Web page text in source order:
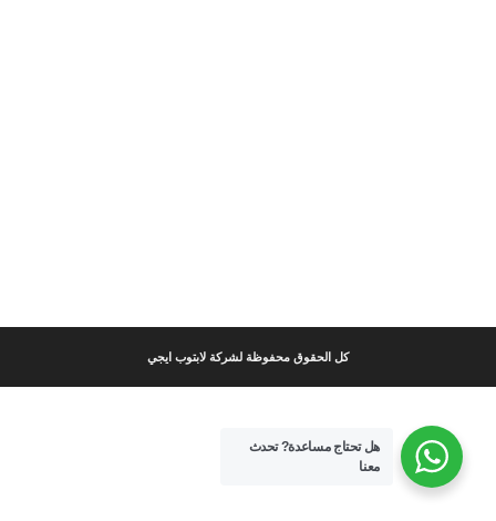
كل الحقوق محفوظة لشركة لابتوب ايجي
هل تحتاج مساعدة?تحدث
معنا